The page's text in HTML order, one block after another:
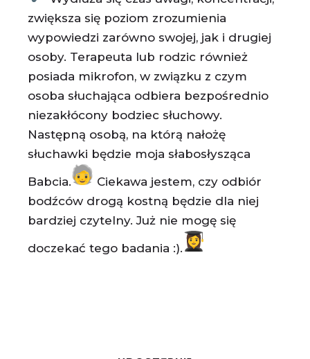
zwiększa się poziom zrozumienia
wypowiedzi zarówno swojej, jak i drugiej
osoby. Terapeuta lub rodzic również
posiada mikrofon, w związku z czym
osoba słuchająca odbiera bezpośrednio
niezakłócony bodziec słuchowy.
Następną osobą, na którą nałożę
słuchawki będzie moja słabosłysząca
Babcia.
Ciekawa jestem, czy odbiór
bodźców drogą kostną będzie dla niej
bardziej czytelny. Już nie mogę się
doczekać tego badania :).